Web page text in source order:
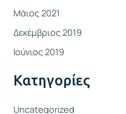
Μάιος 2021
Δεκέμβριος 2019
Ιούνιος 2019
Kατηγορίες
Uncategorized